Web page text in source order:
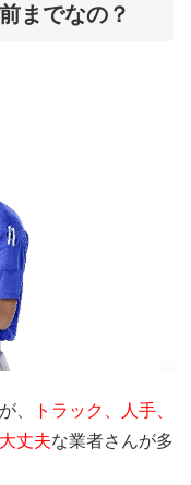
までなの？
、
トラック、人手、
丈夫な業者さんが多